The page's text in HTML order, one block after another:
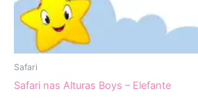
Safari
Safari nas Alturas Boys – Elefante